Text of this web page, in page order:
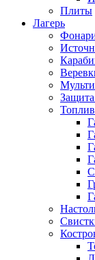
Плиты
Лагерь